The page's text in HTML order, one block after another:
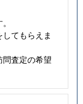
てもらえま
査定の希望